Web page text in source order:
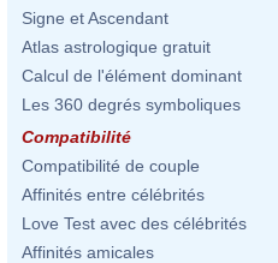
Signe et Ascendant
Atlas astrologique gratuit
Calcul de l'élément dominant
Les 360 degrés symboliques
Compatibilité
Compatibilité de couple
Affinités entre célébrités
Love Test avec des célébrités
Affinités amicales